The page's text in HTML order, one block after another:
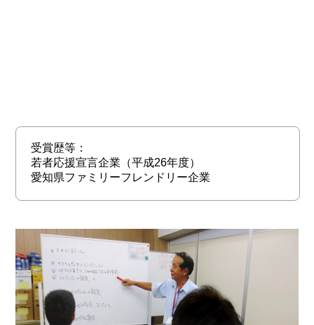
受賞歴等：
若者応援宣言企業（平成26年度）
愛知県ファミリーフレンドリー企業